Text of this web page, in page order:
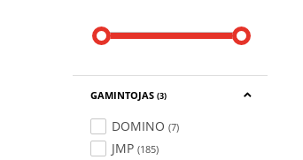
GAMINTOJAS (3)
DOMINO (7)
JMP (185)